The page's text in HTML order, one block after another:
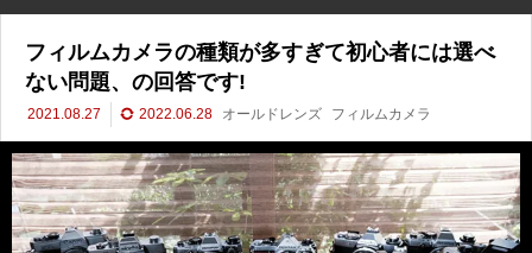
フィルムカメラの種類が多すぎて初心者には選べ
ない問題、の回答です!
2021.08.27 2022.06.28 オールドレンズ フィルムカメラ